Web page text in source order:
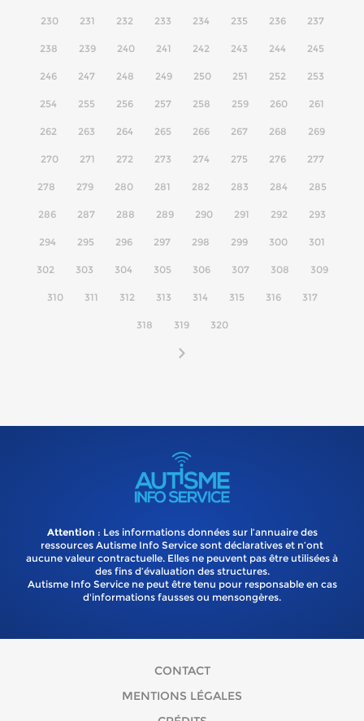
230 231 232 233 234 235 236 237
238 239 240 241 242 243 244 245
246 247 248 249 250 251 252 253
254 255 256 257 258 259 260 261
262 263 264 265 266 267 268 269
270 271 272 273 274 275 276 277
278 279 280 281 282 283 284 285
286 287 288 289 290 291 292 293
294 295 296 297 298 299 300 301
302 303 304 305 306 307 308 309
310 311 312 313 314 315 316 317
318 319 320
Attention : Les informations données sur l’annuaire des
ressources Autisme Info Service sont déclaratives et n’ont
aucune valeur contractuelle. Elles ne peuvent pas être utilisées à
des fins d’évaluation des structures.
Autisme Info Service ne peut être tenu pour responsable en cas
d'informations fausses ou mensongères.
CONTACT
MENTIONS LÉGALES